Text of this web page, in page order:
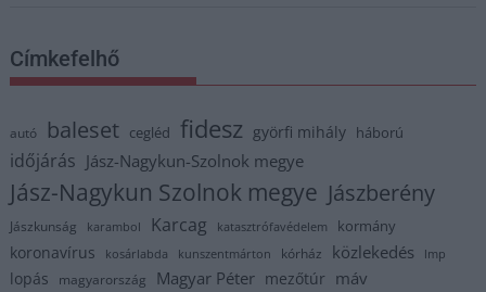
Címkefelhő
autó baleset cegléd fidesz györfi mihály háború
időjárás Jász-Nagykun-Szolnok megye
Jász-Nagykun Szolnok megye Jászberény
Jászkunság karambol Karcag katasztrófavédelem kormány
koronavírus kosárlabda kunszentmárton kórház közlekedés lmp
lopás magyarország Magyar Péter mezőtúr máv